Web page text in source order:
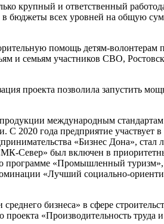
крупный и ответственный
в бюджеты всех уровней на общую
помощь детям-волонтерам
и семьям участников СВО,
проекта позволила запустить
международным
2020 года предприятие участвует в
«Бизнес Дона», стал
Север» был включен в
программе «Промышленный
«Лучший социально-
бизнеса» в сфере
«Производительность труда